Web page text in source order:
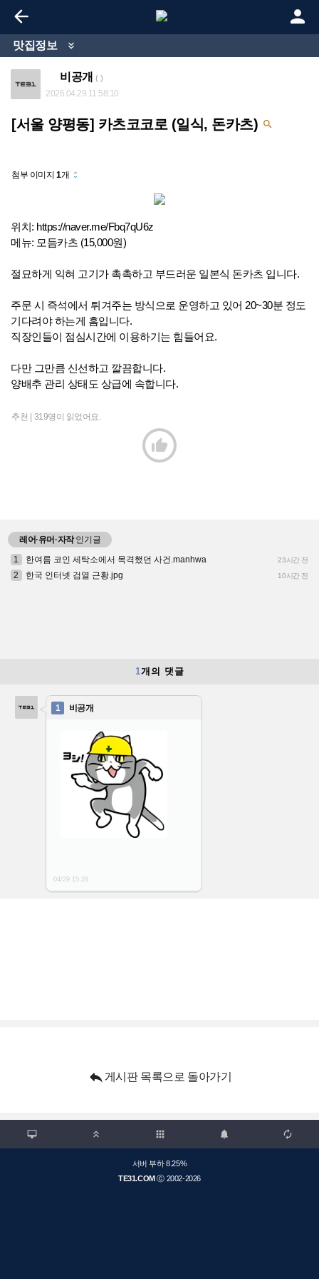
 
맛집정보 
비공개 ( )
2026.04.29 11:58:10
[서울 양평동] 카츠코코로 (일식, 돈카츠) 
첨부 이미지1개 unfold_more
위치: https://naver.me/Fbq7qU6z
메뉴: 모듬카츠 (15,000원)
절묘하게 익혀 고기가 촉촉하고 부드러운 일본식 돈카츠 입니다.
주문 시 즉석에서 튀겨주는 방식으로 운영하고 있어 20~30분 정도
기다려야 하는게 흠입니다.
직장인들이 점심시간에 이용하기는 힘들어요.
다만 그만큼 신선하고 깔끔합니다.
양배추 관리 상태도 상급에 속합니다.
추천 | 319명이 읽었어요.

레어·유머·자작인기글
1
한여름 코인 세탁소에서 목격했던 사건.manhwa 23시간 전
2 한국 인터넷 검열 근황.jpg 10시간 전
1개의 댓글
1 비공개
04/29 15:28
 게시판 목록으로 돌아가기
  apps  
서버 부하 8.25%
TE31.COMⓒ 2002-2026